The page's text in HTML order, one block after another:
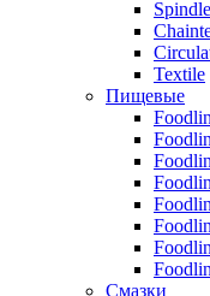
Spindle
Textile
Пищевые
Смазки